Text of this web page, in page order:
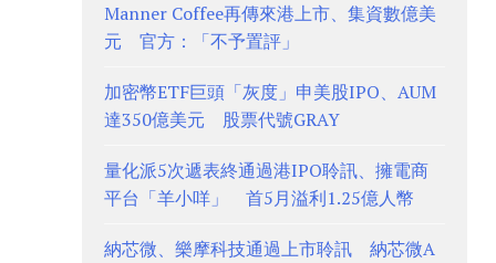
Manner Coffee再傳來港上市、集資數億美
元 官方：「不予置評」
加密幣ETF巨頭「灰度」申美股IPO、AUM
達350億美元 股票代號GRAY
量化派5次遞表終通過港IPO聆訊、擁電商
平台「羊小咩」 首5月溢利1.25億人幣
納芯微、樂摩科技通過上市聆訊 納芯微A